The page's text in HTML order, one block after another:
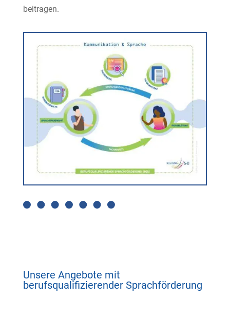
beitragen.
Unsere Angebote mit
berufsqualifizierender Sprachförderung